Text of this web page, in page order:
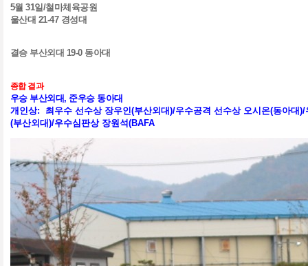
5월31일/철마체육공원
울산대 21-47 경성대
결승 부산외대 19-0 동아대
종합 결과
우승 부산외대, 준우승 동아대
개인상: 최우수 선수상 장우인(부산외대)/우수공격 선수상 오시온(동아대)/
(부산외대)/우수심판상 장원석(BAFA